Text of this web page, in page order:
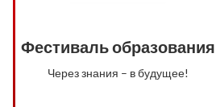
Фестиваль образования
Через знания – в будущее!